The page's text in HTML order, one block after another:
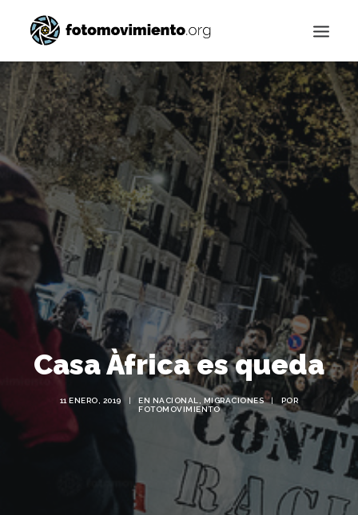
Buscar
Casa Àfrica es queda
11 ENERO, 2019 | EN NACIONAL MIGRACIONES |
POR
FOTOMOVIMIENTO